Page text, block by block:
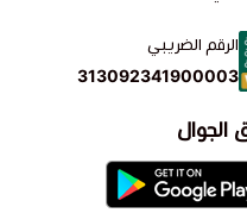
الرقم الضريبي
313092341900003
الجوال